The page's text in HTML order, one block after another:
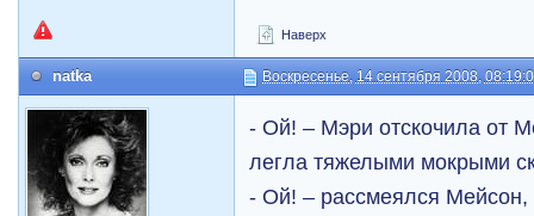
Наверх
natka Воскресенье, 14 сентября 2008,
- Ой! – Мэри отскочила от
легла тяжелыми мокрыми
- Ой! – рассмеялся